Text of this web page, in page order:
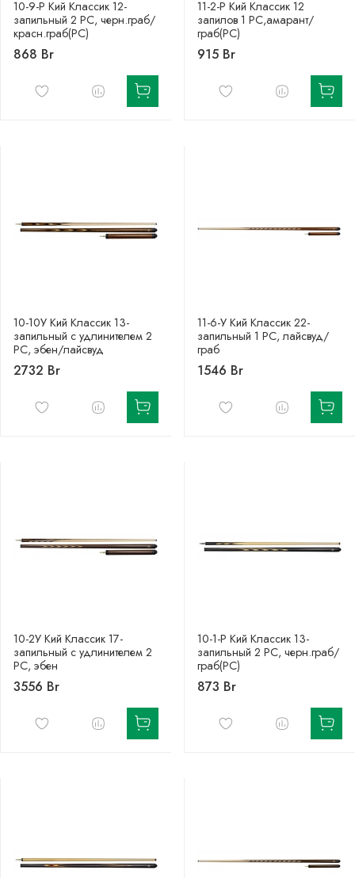
10-9-Р Кий Классик 12-
запильный 2 РС, черн.граб/
красн.граб(РС)
868 Br
11-2-Р Кий Классик 12
запилов 1 РС,амарант/
граб(РС)
915 Br
10-10У Кий Классик 13-
запильный с удлинителем 2
РС, эбен/лайсвуд
2732 Br
11-6-У Кий Классик 22-
запильный 1 РС, лайсвуд/
граб
1546 Br
10-2У Кий Классик 17-
запильный с удлинителем 2
РС, эбен
3556 Br
10-1-Р Кий Классик 13-
запильный 2 РС, черн.граб/
граб(РС)
873 Br